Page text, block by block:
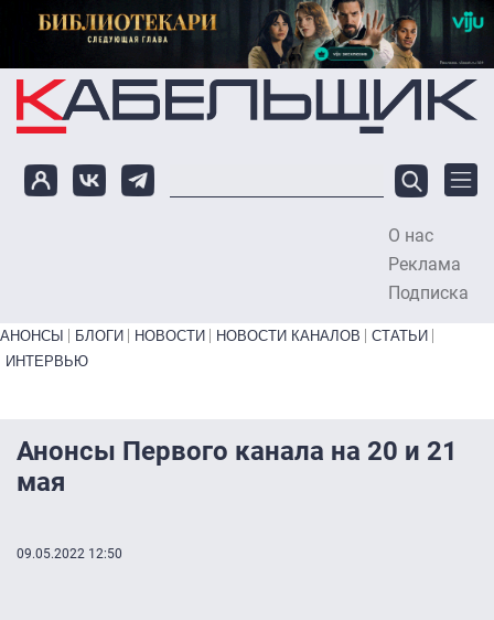
Перейти к основному содержанию
О нас
Реклама
Подписка
Primary links bottom
АНОНСЫ БЛОГИ НОВОСТИ НОВОСТИ КАНАЛОВ
СТАТЬИ
ИНТЕРВЬЮ
Анонсы Первого канала на 20 и 21
мая
09.05.2022 12:50